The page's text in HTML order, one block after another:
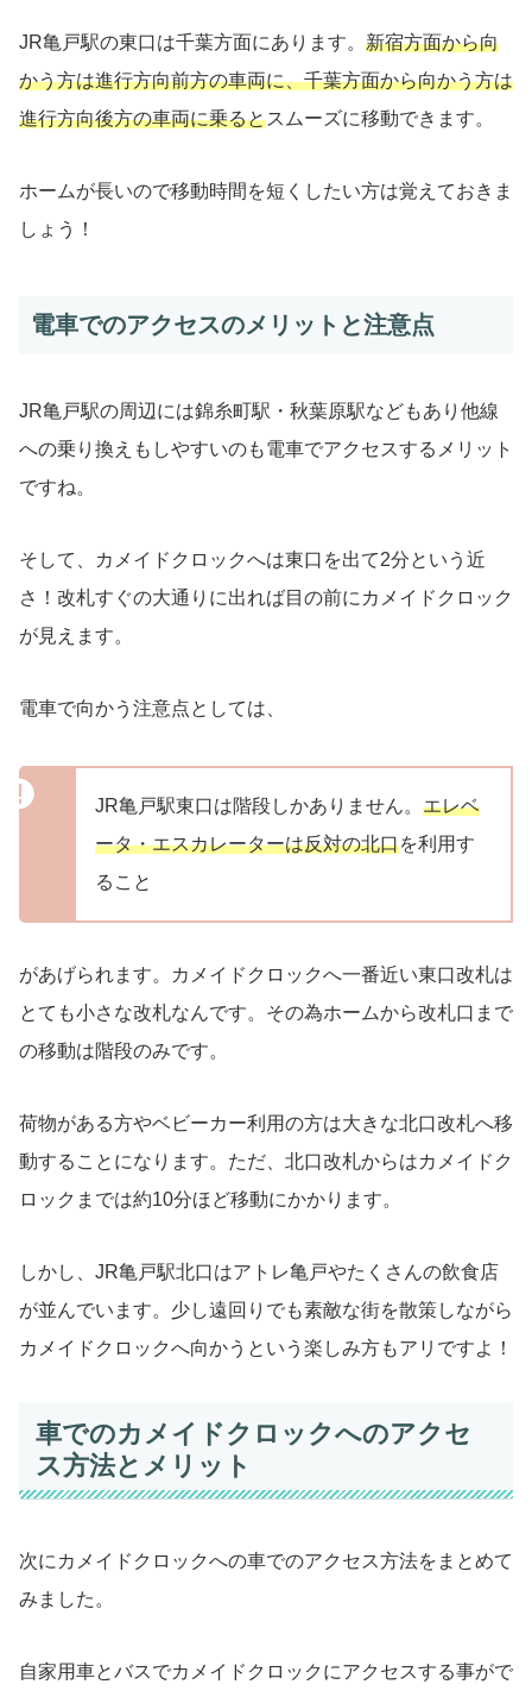
JR亀戸駅の東口は千葉方面にあります。 新宿方面から向
かう方は進行方向前方の車両に、千葉方面から向かう方は
進行方向後方の車両に乗るとスムーズに移動できます。
ホームが長いので移動時間を短くしたい方は覚えておきま
しょう！
電車でのアクセスのメリットと注意点
JR亀戸駅の周辺には錦糸町駅・秋葉原駅などもあり他線
への乗り換えもしやすいのも電車でアクセスするメリット
ですね。
そして、カメイドクロックへは東口を出て2分という近
さ！改札すぐの大通りに出れば目の前にカメイドクロック
が見えます。
電車で向かう注意点としては、
JR亀戸駅東口は階段しかありません。 エレベ
ータ・エスカレーターは反対の北口を利用す
ること
があげられます。カメイドクロックへ一番近い東口改札は
とても小さな改札なんです。その為ホームから改札口まで
の移動は階段のみです。
荷物がある方やベビーカー利用の方は大きな北口改札へ移
動することになります。ただ、北口改札からはカメイドク
ロックまでは約10分ほど移動にかかります。
しかし、JR亀戸駅北口はアトレ亀戸やたくさんの飲食店
が並んでいます。少し遠回りでも素敵な街を散策しながら
カメイドクロックへ向かうという楽しみ方もアリですよ！
車でのカメイドクロックへのアクセ
ス方法とメリット
次にカメイドクロックへの車でのアクセス方法をまとめて
みました。
自家用車とバスでカメイドクロックにアクセスする事がで